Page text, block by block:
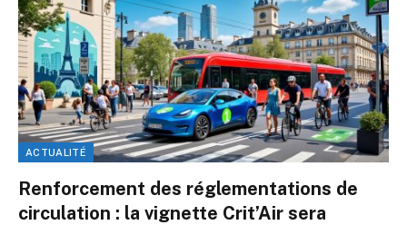
ACTUALITÉ
Renforcement des réglementations de
circulation : la vignette Crit’Air sera